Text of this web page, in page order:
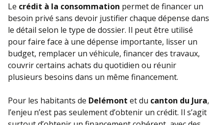
Le crédit à la consommation permet de financer un
besoin privé sans devoir justifier chaque dépense dans
le détail selon le type de dossier. Il peut être utilisé
pour faire face à une dépense importante, lisser un
budget, remplacer un véhicule, financer des travaux,
couvrir certains achats du quotidien ou réunir
plusieurs besoins dans un même financement.
Pour les habitants de Delémont et du canton du Jura,
l’enjeu n’est pas seulement d’obtenir un crédit. Il s’agit